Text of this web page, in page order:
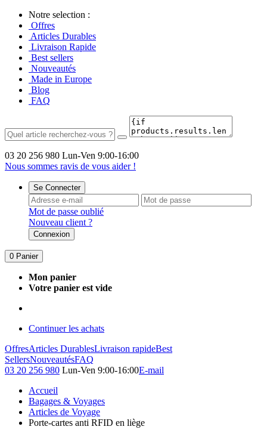
Notre selection :
Offres
Articles Durables
Livraison Rapide
Best sellers
Nouveautés
Made in Europe
Blog
FAQ
03 20 256 980 Lun-Ven 9:00-16:00
Nous sommes ravis de vous aider !
Se Connecter
Mot de passe oublié
Nouveau client ?
Connexion
0 Panier
Mon panier
Votre panier est vide
Continuer les achats
OffresArticles DurablesLivraison rapideBest
SellersNouveautésFAQ
03 20 256 980 Lun-Ven 9:00-16:00E-mail
Accueil
Bagages & Voyages
Articles de Voyage
Porte-cartes anti RFID en liège